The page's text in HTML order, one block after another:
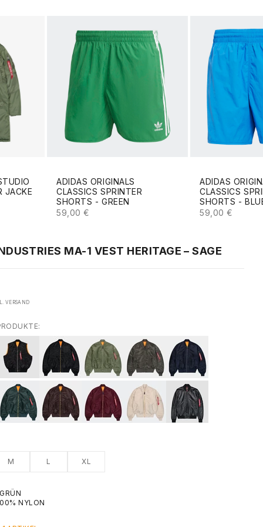
JACKE
ADIDAS ORIGINALS
CLASSICS SPRINTER
SHORTS - GREEN
ANGEBOT
59,00 €
ADIDAS
CLASSICS
SHORTS -
ANGEBOT
59,00 €
MA-1 VEST HERITAGE – SAGE
VERSAND
M L XL
NYLON